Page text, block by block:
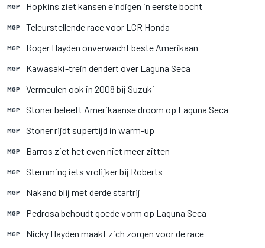
MGP Hopkins ziet kansen eindigen in eerste bocht
MGP Teleurstellende race voor LCR Honda
MGP Roger Hayden onverwacht beste Amerikaan
MGP Kawasaki-trein dendert over Laguna Seca
MGP Vermeulen ook in 2008 bij Suzuki
MGP Stoner beleeft Amerikaanse droom op Laguna Seca
MGP Stoner rijdt supertijd in warm-up
MGP Barros ziet het even niet meer zitten
MGP Stemming iets vrolijker bij Roberts
MGP Nakano blij met derde startrij
MGP Pedrosa behoudt goede vorm op Laguna Seca
MGP Nicky Hayden maakt zich zorgen voor de race